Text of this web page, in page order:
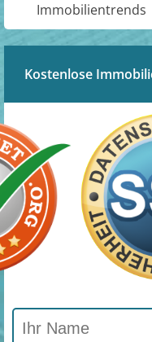
Immobilientrends
Kostenlose